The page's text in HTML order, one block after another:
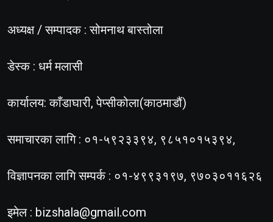
अध्यक्ष / सम्पादक : सोमनाथ बास्तोला
डेस्क : धर्म मलासी
कार्यालय: काँडाघारी, पेप्सीकोला(काठमाडौं)
समाचारका लागि : ०१-५९२३३९४, ९८५१०१५३९४,
विज्ञापनका लागि सम्पर्क : ०१-४९९३१९७, ९७०३०११६२६
इमेल : bizshala@gmail.com